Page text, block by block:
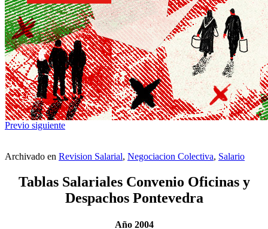
Previo siguiente
Archivado en Revision Salarial, Negociacion Colectiva, Salario
Tablas Salariales Convenio Oficinas y
Despachos Pontevedra
Año 2004